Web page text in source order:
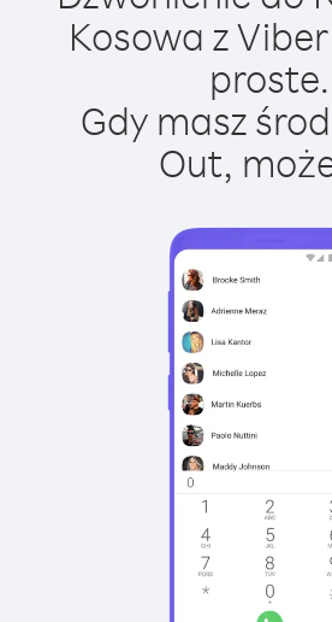
Kosowa z
proste.
Gdy masz
Out,